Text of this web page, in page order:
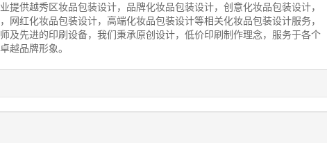
提供越秀区妆品包装设计，品牌化妆品包装设计，创意化妆品包装设计，
网红化妆品包装设计，高端化妆品包装设计等相关化妆品包装设计服务，
及先进的印刷设备，我们秉承原创设计，低价印刷制作理念，服务于各个
越品牌形象。